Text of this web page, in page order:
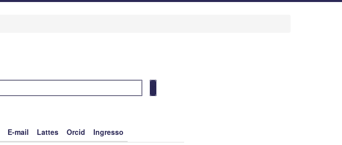
E-mail Lattes Orcid
Ingresso